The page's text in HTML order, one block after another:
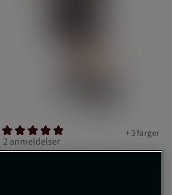
+ 3 farger
2 anmeldelser